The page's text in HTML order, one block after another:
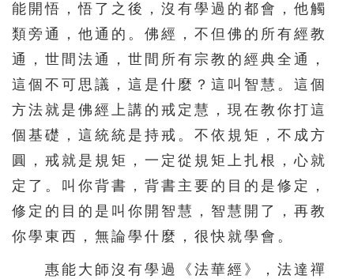
能開悟，悟了之後，沒有學過的都會，他觸
類旁通，他通的。佛經，不但佛的所有經教
通，世間法通，世間所有宗教的經典全通，
這個不可思議，這是什麼？這叫智慧。這個
方法就是佛經上講的戒定慧，現在教你打這
個基礎，這統統是持戒。不依規矩，不成方
圓，戒就是規矩，一定從規矩上扎根，心就
定了。叫你背書，背書主要的目的是修定，
修定的目的是叫你開智慧，智慧開了，再教
你學東西，無論學什麼，很快就學會。
惠能大師沒有學過《法華經》，法達禪